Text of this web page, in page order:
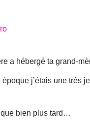
a hébergé ta grand-
j’étais une très
bien plus tard…